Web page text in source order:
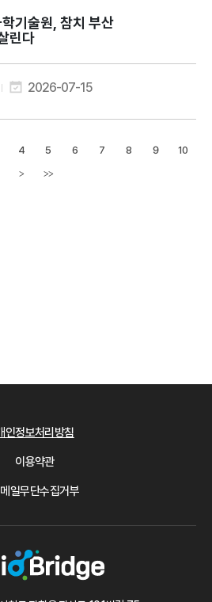
린다
2026-07-15
4 5 6 7 8 9 10
>다음페이지
>>
인정보처리방침
이용약관
일무단수집거부